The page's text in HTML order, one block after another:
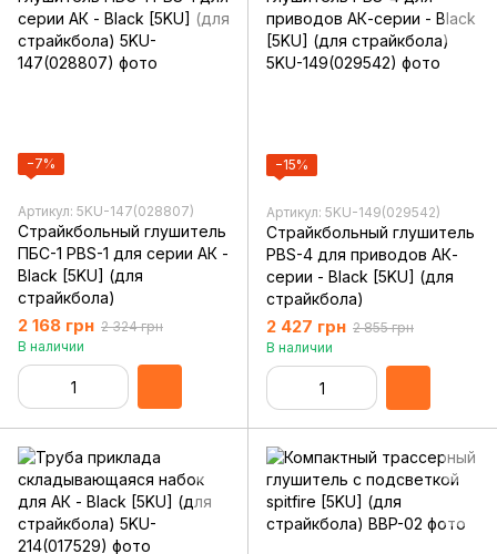
−7%
Артикул: 5KU-147(028807)
Страйкбольный глушитель
ПБС-1 PBS-1 для серии АК -
Black [5KU] (для
страйкбола)
2 168 грн 2 324 грн
В наличии
−15%
Артикул: 5KU-149(029542)
Страйкбольный глушитель
PBS-4 для приводов АК-
серии - Black [5KU] (для
страйкбола)
2 427 грн 2 855 грн
В наличии